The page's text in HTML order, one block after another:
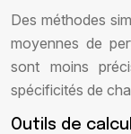
Des méthodes
moyennes de
sont moins
spécificités de
Outils de